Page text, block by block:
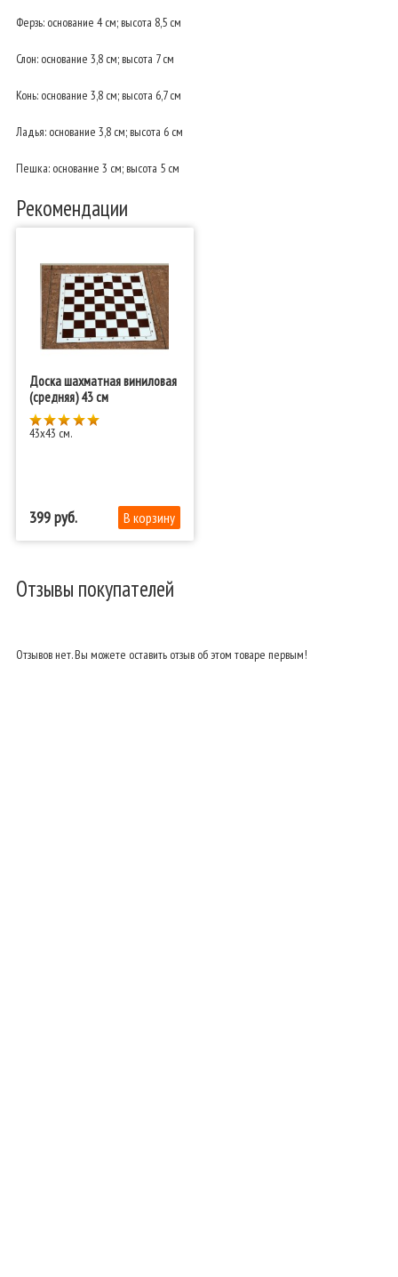
Ферзь: основание 4 см; высота 8,5 см
Слон: основание 3,8 см; высота 7 см
Конь: основание 3,8 см; высота 6,7 см
Ладья: основание 3,8 см; высота 6 см
Пешка: основание 3 см; высота 5 см
Рекомендации
Доска шахматная виниловая
(средняя) 43 см
43x43 см.
399
Отзывы покупателей
Отзывов нет. Вы можете оставить отзыв об этом товаре первым!